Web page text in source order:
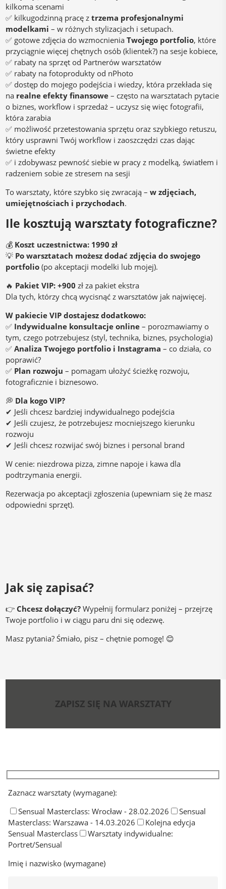
kilkoma scenami
✅ kilkugodzinną pracę ztrzema profesjonalnymi
modelkami – w różnych stylizacjach i setupach.
✅ gotowe zdjęcia do wzmocnieniaTwojego portfolio, które
przyciągnie więcej chętnych osób (klientek?) na sesje kobiece,
✅ rabaty na sprzęt od Partnerów warsztatów
✅ rabaty na fotoprodukty od nPhoto
✅ dostęp do mojego podejścia i wiedzy, która przekłada się
na realne efekty finansowe – często na warsztatach pytacie
o biznes, workflow i sprzedaż – uczysz się więc fotografii,
która zarabia
✅ możliwość przetestowania sprzętu oraz szybkiego retuszu,
który usprawni Twój workflow i zaoszczędzi czas dając
świetne efekty
✅ i zdobywasz pewność siebie w pracy z modelką, światłem i
radzeniem sobie ze stresem na sesji
To warsztaty, które szybko się zwracają –w zdjęciach,
umiejętnościach i przychodach.
Ile kosztują warsztaty fotograficzne?
💰 Koszt uczestnictwa: 1990 zł
💡 Po warsztatach możesz dodać zdjęcia do swojego
portfolio (po akceptacji modelki lub mojej).
🔥 Pakiet VIP: +900 zł za pakiet ekstra
Dla tych, którzy chcą wycisnąć z warsztatów jak najwięcej.
W pakiecie VIP dostajesz dodatkowo:
✅ Indywidualne konsultacje online – porozmawiamy o
tym, czego potrzebujesz (styl, technika, biznes, psychologia)
✅Analiza Twojego portfolio i Instagrama – co działa, co
poprawić?
✅ Plan rozwoju – pomagam ułożyć ścieżkę rozwoju,
fotograficznie i biznesowo.
💭 Dla kogo VIP?
✔ Jeśli chcesz bardziej indywidualnego podejścia
✔ Jeśli czujesz, że potrzebujesz mocniejszego kierunku
rozwoju
✔ Jeśli chcesz rozwijać swój biznes i personal brand
W cenie: niezdrowa pizza, zimne napoje i kawa dla
podtrzymania energii.
Rezerwacja po akceptacji zgłoszenia (upewniam się że masz
odpowiedni sprzęt).
Jak się zapisać?
👉 Chcesz dołączyć? Wypełnij formularz poniżej – przejrzę
Twoje portfolio i w ciągu paru dni się odezwę.
Masz pytania? Śmiało, pisz – chętnie pomogę! 😊
ZAPISZ SIĘ NA WARSZTATY
Zaznacz warsztaty (wymagane):
Sensual Masterclass: Wrocław - 28.02.2026
Sensual
Masterclass: Warszawa - 14.03.2026
Kolejna edycja
Sensual Masterclass
Warsztaty indywidualne:
Portret/Sensual
Imię i nazwisko (wymagane)